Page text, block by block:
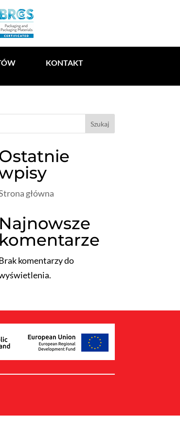
KONTAKT
Szukaj
główna
Najnowsze
komentarze
komentarzy do